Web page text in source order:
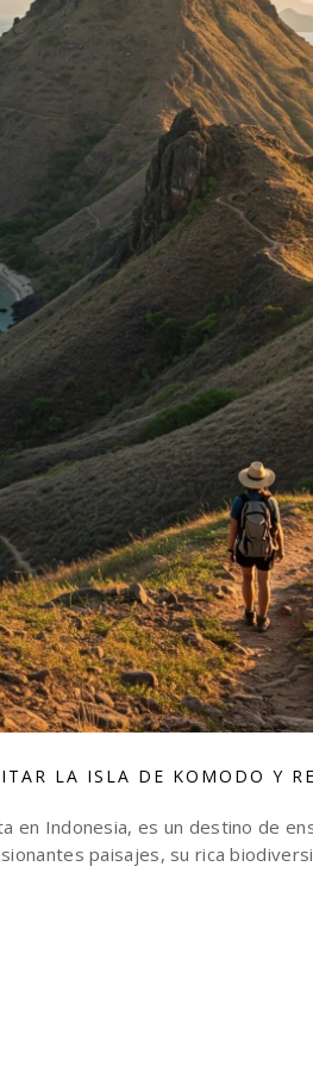
LA ISLA DE KOMODO Y
en Indonesia, es un destino de
paisajes, su rica